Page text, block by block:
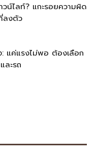
วน์ไลท์? แกะรอยความผิด
ลงตัว
แค่แรงไม่พอ ต้องเลือก
ละรถ